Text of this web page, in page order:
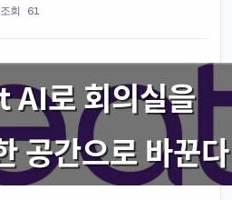
조회 61